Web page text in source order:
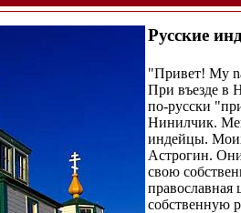
Русские
"Привет! My
При въезде в
по-русски
Нинилчик.
индейцы.
Астрогин.
свою
собственную